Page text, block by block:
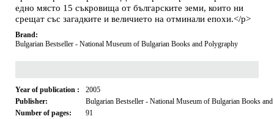
едно място 15 съкровища от българските земи, които ни
срещат със загадките и величието на отминали епохи.</p>
Brand:
Bulgarian Bestseller - National Museum of Bulgarian Books and Polygraphy
Year of publication :
2005
Publisher:
Bulgarian Bestseller - National Museum of Bulgarian Books
Number of pages:
91